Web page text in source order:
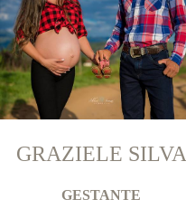
GRAZIELE SILVA
GESTANTE